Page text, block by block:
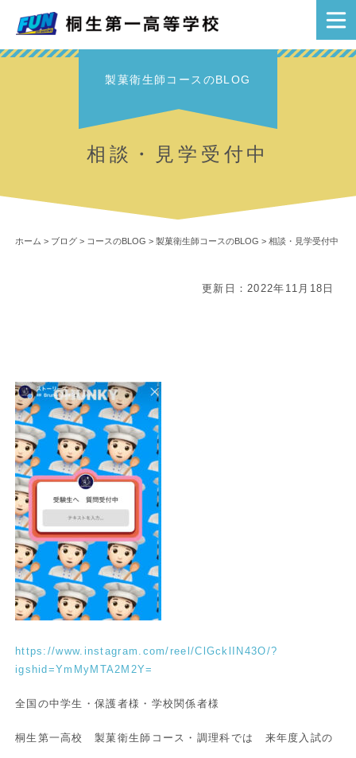
製菓衛生師コースのBLOG
相談・見学受付中
ホーム > ブログ> コースのBLOG > 製菓衛生師コースのBLOG > 相談・見学受付中
更新日：2022年11月18日
https://www.instagram.com/reel/ClGcklIN43O/?
igshid=YmMyMTA2M2Y=
全国の中学生・保護者様・学校関係者様
桐生第一高校 製菓衛生師コース・調理科では 来年度入試の